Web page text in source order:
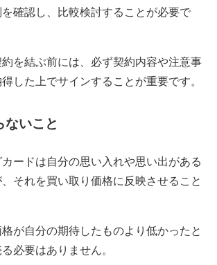
確認し、比較検討することが必要で
を結ぶ前には、必ず契約内容や注意事
した上でサインすることが重要です。
ないこと
ードは自分の思い入れや思い出がある
それを買い取り価格に反映させること
が自分の期待したものより低かったと
必要はありません。